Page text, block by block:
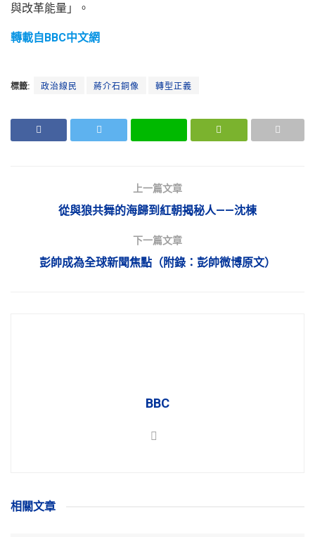
與改革能量」。
轉載自BBC中文網
標籤: 政治線民 蔣介石銅像 轉型正義
上一篇文章
從與狼共舞的海歸到紅朝揭秘人——沈棟
下一篇文章
彭帥成為全球新聞焦點（附錄：彭帥微博原文）
BBC
相關文章